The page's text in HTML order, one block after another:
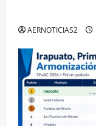
AERNOTICIAS2